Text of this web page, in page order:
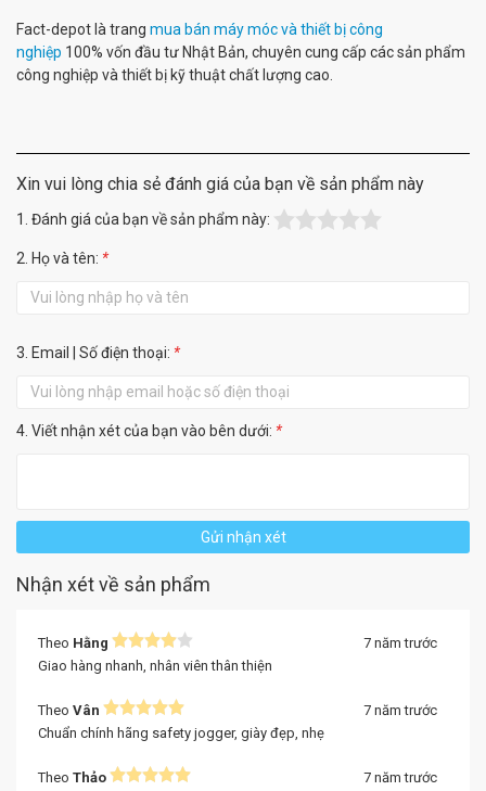
Fact-depot là trang mua bán máy móc và thiết bị công
nghiệp 100% vốn đầu tư Nhật Bản, chuyên cung cấp các sản phẩm
công nghiệp và thiết bị kỹ thuật chất lượng cao.
Xin vui lòng chia sẻ đánh giá của bạn về sản phẩm này
1. Đánh giá của bạn về sản phẩm này:
2. Họ và tên: *
3. Email | Số điện thoại: *
4. Viết nhận xét của bạn vào bên dưới: *
Gửi nhận xét
Nhận xét về sản phẩm
Theo Hằng
7 năm trước
Giao hàng nhanh, nhân viên thân thiện
Theo Vân
7 năm trước
Chuẩn chính hãng safety jogger, giày đẹp, nhẹ
Theo Thảo
7 năm trước